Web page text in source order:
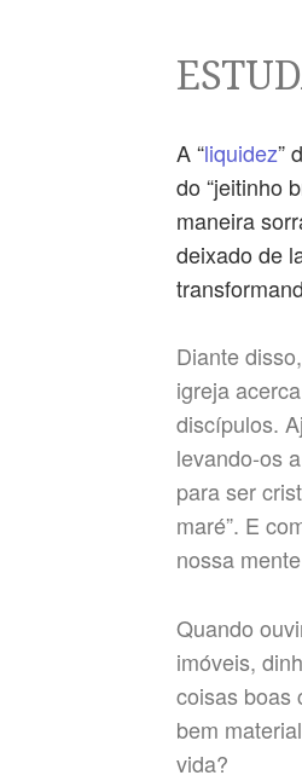
A “liquidez”
do “jeitinho
maneira
deixado de
Diante
igreja
discípulos.
levando-os
para ser
maré”. E
nossa
Quando
imóveis,
coisas boas
bem
vida?